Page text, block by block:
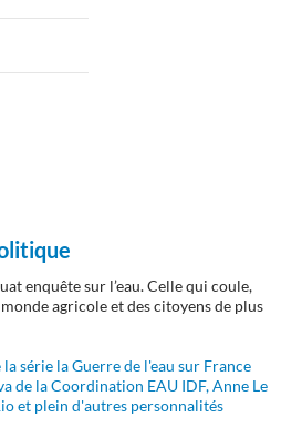
enquête sur l’eau. Celle qui coule,
agricole et des citoyens de plus
série la Guerre de l'eau sur France
de la Coordination EAU IDF, Anne Le
et plein d'autres personnalités